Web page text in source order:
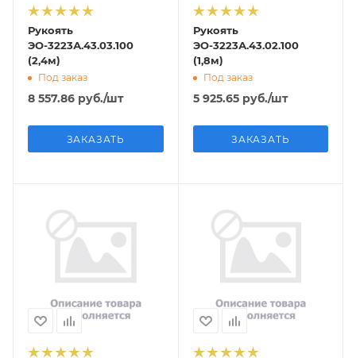
Рукоять
ЭО-3223А.43.03.100
(2,4м)
Под заказ
8 557.86 руб./шт
ЗАКАЗАТЬ
Рукоять
ЭО-3223А.43.02.100
(1,8м)
Под заказ
5 925.65руб./шт
ЗАКАЗАТЬ